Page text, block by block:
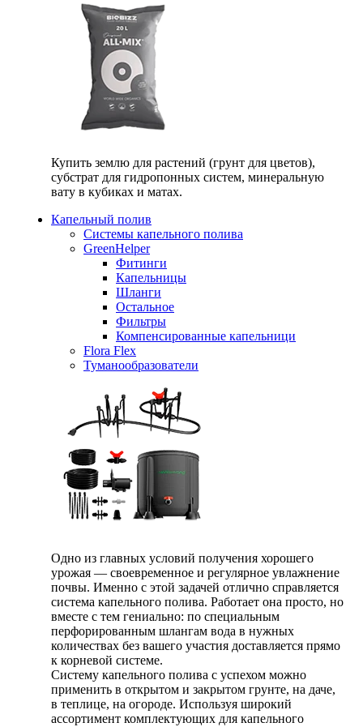
Купить землю для растений (грунт для цветов),
субстрат для гидропонных систем, минеральную
вату в кубиках и матах.
Капельный полив
Системы капельного полива
GreenHelper
Фитинги
Капельницы
Шланги
Остальное
Фильтры
Компенсированные капельници
Flora Flex
Туманообразователи
Одно из главных условий получения хорошего
урожая — своевременное и регулярное увлажнение
почвы. Именно с этой задачей отлично справляется
система капельного полива. Работает она просто, но
вместе с тем гениально: по специальным
перфорированным шлангам вода в нужных
количествах без вашего участия доставляется прямо
к корневой системе.
Систему капельного полива с успехом можно
применить в открытом и закрытом грунте, на даче,
в теплице, на огороде. Используя широкий
ассортимент комплектующих для капельного